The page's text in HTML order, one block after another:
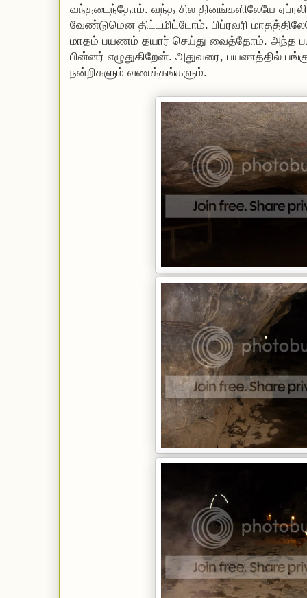
வந்தடைந்தோம். வந்த சில தினங்களிலேயே
வேண்டுமென திட்டமிட்டோம். பிப்ரவரி
மாதம் பயணம் தயார் செய்து வைத்தோம். அந்த
பின்னர் எழுதுகிறேன். அதுவரை, பயணத்தில்
நன்றிகளும் வணக்கங்களும்.